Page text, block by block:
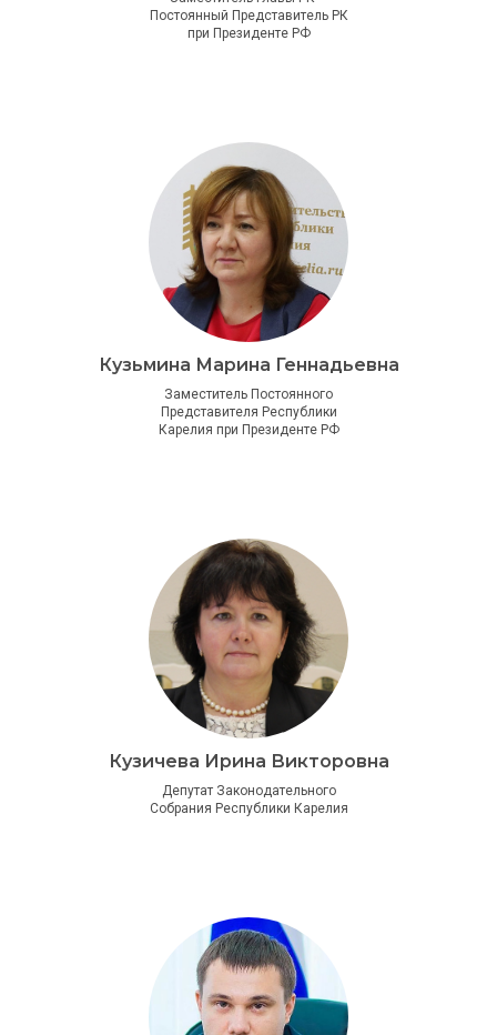
Постоянный Представитель РК
при Президенте РФ
Кузьмина Марина Геннадьевна
Заместитель Постоянного
Представителя Республики
Карелия при Президенте РФ
Кузичева Ирина Викторовна
Депутат Законодательного
Собрания Республики Карелия